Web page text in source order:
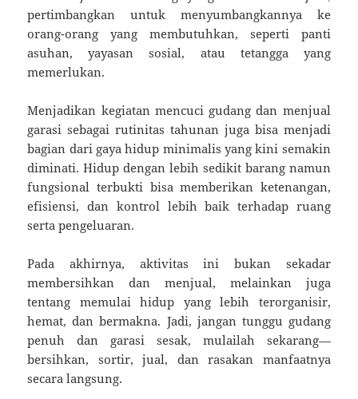
pertimbangkan untuk menyumbangkannya ke
orang-orang yang membutuhkan, seperti panti
asuhan, yayasan sosial, atau tetangga yang
memerlukan.
Menjadikan kegiatan mencuci gudang dan menjual
garasi sebagai rutinitas tahunan juga bisa menjadi
bagian dari gaya hidup minimalis yang kini semakin
diminati. Hidup dengan lebih sedikit barang namun
fungsional terbukti bisa memberikan ketenangan,
efisiensi, dan kontrol lebih baik terhadap ruang
serta pengeluaran.
Pada akhirnya, aktivitas ini bukan sekadar
membersihkan dan menjual, melainkan juga
tentang memulai hidup yang lebih terorganisir,
hemat, dan bermakna. Jadi, jangan tunggu gudang
penuh dan garasi sesak, mulailah sekarang—
bersihkan, sortir, jual, dan rasakan manfaatnya
secara langsung.